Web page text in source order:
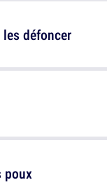
défoncer
poux